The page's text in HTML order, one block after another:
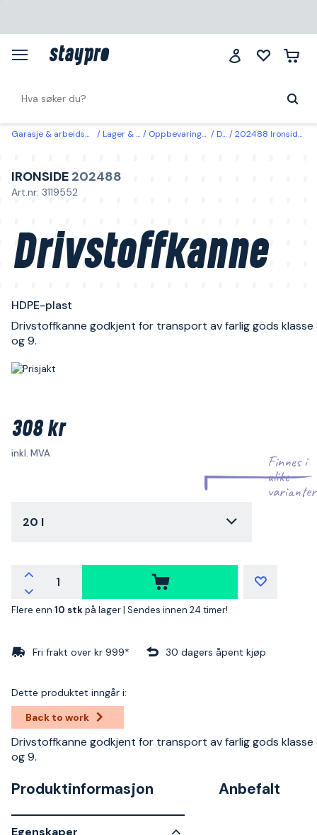
Garasje & arbeidsplass Lager & miljø Oppbevaringsbeholdere Dunker 202488 Ironside Drivstoffkanne HDPE-plast 20 l
IRONSIDE 202488
Art.nr: 3119552
Drivstoffkanne
HDPE-plast
Drivstoffkanne godkjent for transport av farlig gods klasse
og 9.
308 kr
inkl. MVA
Finnes i
ulike
varianter
20 l
Flere enn 10 stkpå lager | Sendes innen 24 timer!
Fri frakt over kr 999* 30 dagers åpent kjøp
Dette produktet inngår i:
Back to work
Drivstoffkanne godkjent for transport av farlig gods klasse
og 9.
Produktinformasjon
Egenskaper
Anbefalt